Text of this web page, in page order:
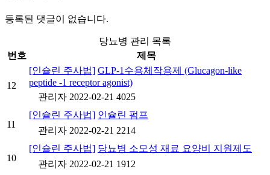
등록된 댓글이 없습니다.
당뇨병 관리 목록
번호
제목
12
[인슐린 주사법] GLP-1수용체작용제 (Glucagon-like
peptide -1 receptor agonist)
관리자 2022-02-21 4025
11
[인슐린 주사법] 인슐린 펌프
관리자 2022-02-21 2214
10
[인슐린 주사법] 당뇨병 소모성 재료 요양비 지원제도
관리자 2022-02-21 1912